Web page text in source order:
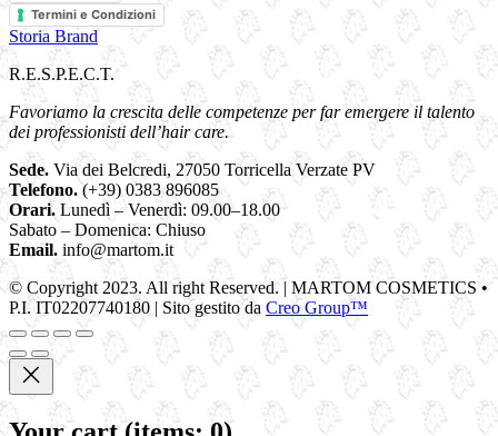
Termini e Condizioni
Storia Brand
R.E.S.P.E.C.T.
Favoriamo la crescita delle competenze per far emergere il talento
dei professionisti dell’hair care.
Sede. Via dei Belcredi, 27050 Torricella Verzate PV
Telefono. (+39) 0383 896085
Orari. Lunedì – Venerdì: 09.00–18.00
Sabato – Domenica: Chiuso
Email. info@martom.it
© Copyright 2023. All right Reserved. | MARTOM COSMETICS •
P.I. IT02207740180 | Sito gestito da Creo Group™